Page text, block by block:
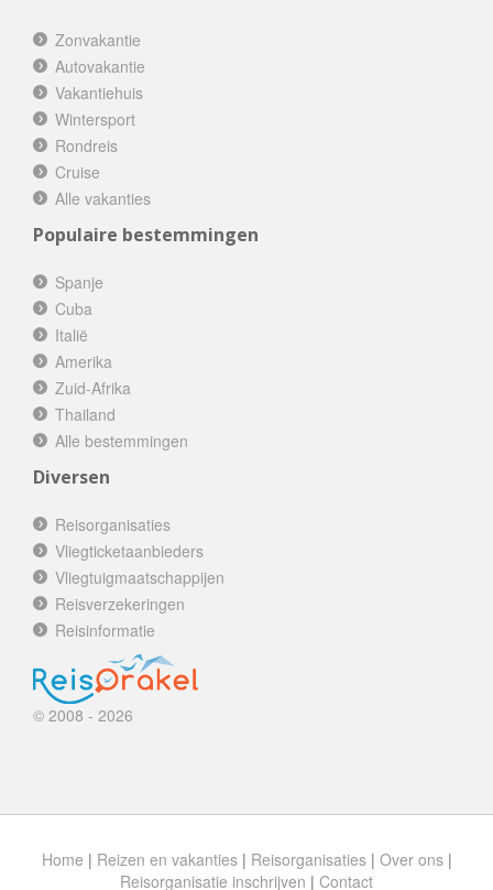
Zonvakantie
Autovakantie
Vakantiehuis
Wintersport
Rondreis
Cruise
Alle vakanties
Populaire bestemmingen
Spanje
Cuba
Italië
Amerika
Zuid-Afrika
Thailand
Alle bestemmingen
Diversen
Reisorganisaties
Vliegticketaanbieders
Vliegtuigmaatschappijen
Reisverzekeringen
Reisinformatie
© 2008 - 2026
Home | Reizen en vakanties| Reisorganisaties| Over ons|
Reisorganisatie inschrijven | Contact